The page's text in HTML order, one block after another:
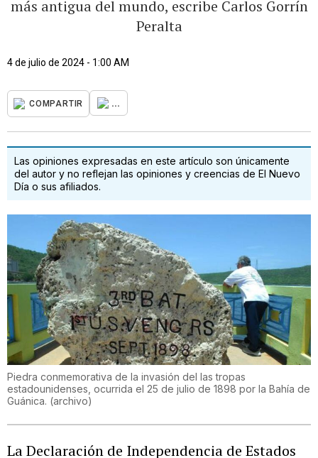
más antigua del mundo, escribe Carlos Gorrín
Peralta
4 de julio de 2024 - 1:00 AM
COMPARTIR ...
Las opiniones expresadas en este artículo son únicamente
del autor y no reflejan las opiniones y creencias de El Nuevo
Día o sus afiliados.
Piedra conmemorativa de la invasión del las tropas
estadounidenses, ocurrida el 25 de julio de 1898 por la Bahía de
Guánica. (archivo)
La Declaración de Independencia de Estados